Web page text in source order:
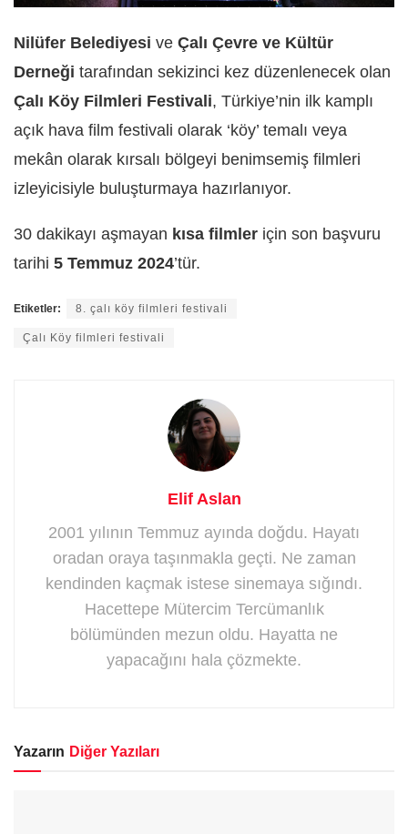
Nilüfer Belediyesi ve Çalı Çevre ve Kültür
Derneği tarafından sekizinci kez düzenlenecek olan
Çalı Köy Filmleri Festivali, Türkiye’nin ilk kamplı
açık hava film festivali olarak ‘köy’ temalı veya
mekân olarak kırsalı bölgeyi benimsemiş filmleri
izleyicisiyle buluşturmaya hazırlanıyor.
30 dakikayı aşmayan kısa filmler için son başvuru
tarihi 5 Temmuz 2024’tür.
Etiketler: 8. çalı köy filmleri festivali
Çalı Köy filmleri festivali
Elif Aslan
2001 yılının Temmuz ayında doğdu. Hayatı
oradan oraya taşınmakla geçti. Ne zaman
kendinden kaçmak istese sinemaya sığındı.
Hacettepe Mütercim Tercümanlık
bölümünden mezun oldu. Hayatta ne
yapacağını hala çözmekte.
Yazarın Diğer Yazıları